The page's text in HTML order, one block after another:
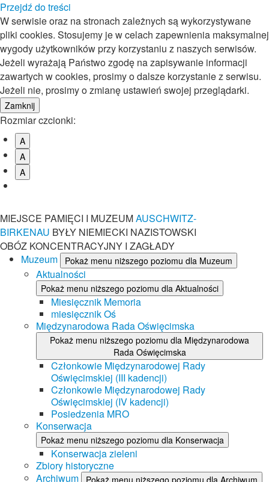
Przejdź do treści
W serwisie oraz na stronach zależnych są wykorzystywane
pliki cookies. Stosujemy je w celach zapewnienia maksymalnej
wygody użytkowników przy korzystaniu z naszych serwisów.
Jeżeli wyrażają Państwo zgodę na zapisywanie informacji
zawartych w cookies, prosimy o dalsze korzystanie z serwisu.
Jeżeli nie, prosimy o zmianę ustawień swojej przeglądarki.
Rozmiar czcionki:
A
A
A
MIEJSCE PAMIĘCI I MUZEUMAUSCHWITZ-
BIRKENAU BYŁY NIEMIECKI NAZISTOWSKI
OBÓZ KONCENTRACYJNY I ZAGŁADY
Muzeum
Pokaż menu niższego poziomu dla Muzeum
Aktualności
Pokaż menu niższego poziomu dla Aktualności
Miesięcznik Memoria
miesięcznik Oś
Międzynarodowa Rada Oświęcimska
Pokaż menu niższego poziomu dla Międzynarodowa
Rada Oświęcimska
Członkowie Międzynarodowej Rady
Oświęcimskiej (III kadencji)
Członkowie Międzynarodowej Rady
Oświęcimskiej (IV kadencji)
Posiedzenia MRO
Konserwacja
Pokaż menu niższego poziomu dla Konserwacja
Konserwacja zieleni
Zbiory historyczne
Archiwum
Pokaż menu niższego poziomu dla Archiwum